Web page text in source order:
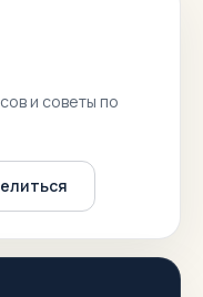
и советы по